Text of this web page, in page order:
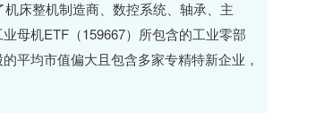
床整机制造商、数控系统、轴承、主
母机ETF（159667）所包含的工业零部
平均市值偏大且包含多家专精特新企业，